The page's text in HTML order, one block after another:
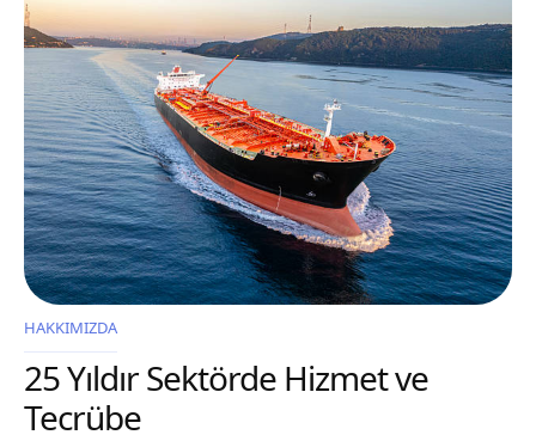
HAKKIMIZDA
25 Yıldır Sektörde Hizmet ve
Tecrübe